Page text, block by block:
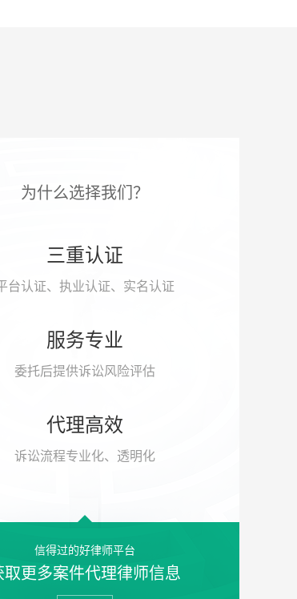
为什么选择我们？
三重认证
台认证、执业认证、实名认证
服务专业
委托后提供诉讼风险评估
代理高效
诉讼流程专业化、透明化
信得过的好律师平台
取更多案件代理律师信息